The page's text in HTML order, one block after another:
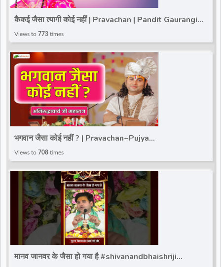
कैकई जैसा त्यागी कोई नहीं | Pravachan | Pandit Gaurangi
Gauri ji | Total Bhakti
Views to 773 times
भगवान जैसा कोई नहीं ? | Pravachan~Pujya
Aniruddhacharya Ji Maharaj~Vrindavan
Views to 708 times
मानव जानवर के जैसा हो गया है #shivanandbhaishriji